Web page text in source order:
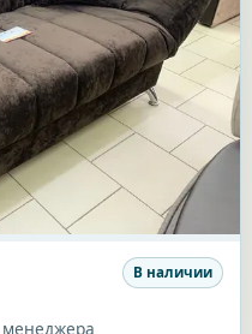
В наличии